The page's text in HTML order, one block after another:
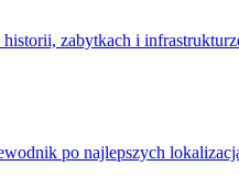
zabytkach i
po najlepszych